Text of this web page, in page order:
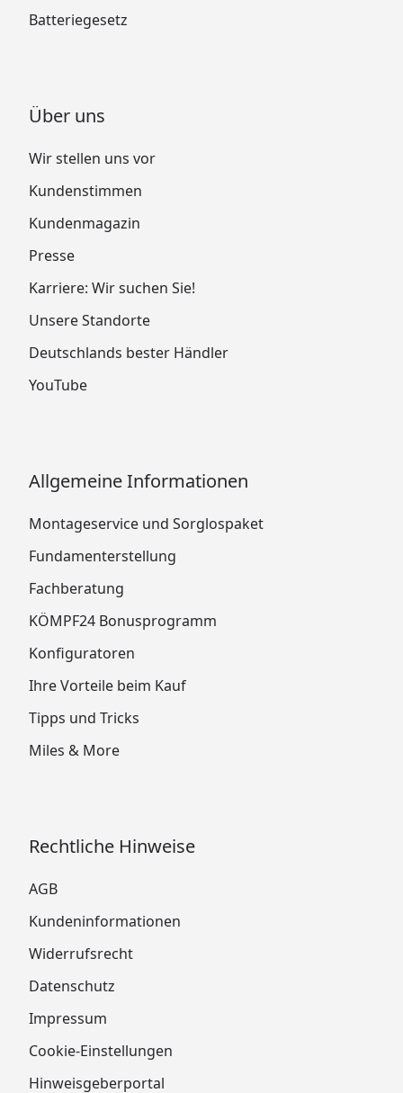
Batteriegesetz
Über uns
Wir stellen uns vor
Kundenstimmen
Kundenmagazin
Presse
Karriere: Wir suchen Sie!
Unsere Standorte
Deutschlands bester Händler
YouTube
Allgemeine Informationen
Montageservice und Sorglospaket
Fundamenterstellung
Fachberatung
KÖMPF24 Bonusprogramm
Konfiguratoren
Ihre Vorteile beim Kauf
Tipps und Tricks
Miles & More
Rechtliche Hinweise
AGB
Kundeninformationen
Widerrufsrecht
Datenschutz
Impressum
Cookie-Einstellungen
Hinweisgeberportal